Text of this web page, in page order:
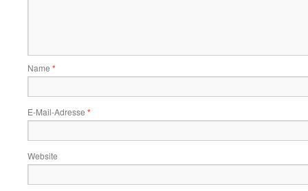
Name *
E-Mail-Adresse *
Website